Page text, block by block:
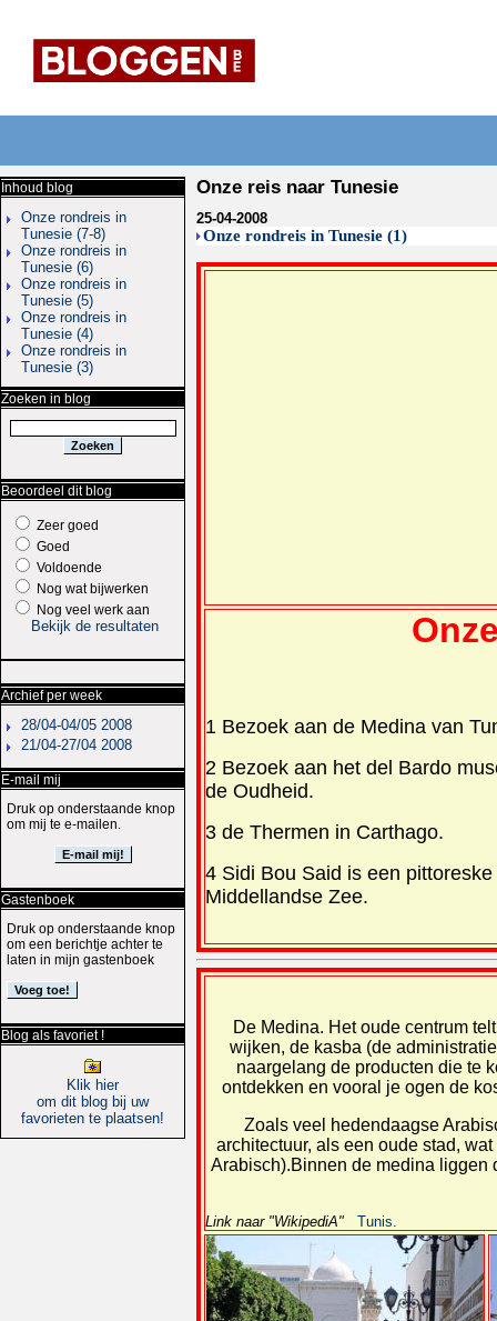
Inhoud blog
Onze rondreis in
Tunesie (7-8)
Onze rondreis in
Tunesie (6)
Onze rondreis in
Tunesie (5)
Onze rondreis in
Tunesie (4)
Onze rondreis in
Tunesie (3)
Zoeken in blog
Beoordeel dit blog
Zeer goed
Goed
Voldoende
Nog wat bijwerken
Nog veel werk aan
Bekijk de resultaten
Archief per week
28/04-04/05 2008
21/04-27/04 2008
E-mail mij
Druk op onderstaande knop
om mij te e-mailen.
Gastenboek
Druk op onderstaande knop
om een berichtje achter te
laten in mijn gastenboek
Blog als favoriet !
Klik hier
om dit blog bij uw
favorieten te plaatsen!
Onze reis naar Tunesie
25-04-2008
Onze rondreis in Tunesie (1)
1 Bezoek aan de Medina van
2 Bezoek aan het del Bardo
de Oudheid.
3 de Thermen in Carthago.
4 Sidi Bou Said is een
Middellandse Zee.
De Medina. Het oude centrum
wijken, de kasba (de
naargelang de producten die te
ontdekken en vooral je ogen de
Zoals veel hedendaagse
architectuur, als een oude stad,
Arabisch).Binnen de medina liggen
Link naar "WikipediA" Tunis.